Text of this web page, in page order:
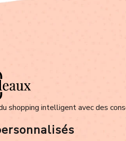
shopping intelligent avec des